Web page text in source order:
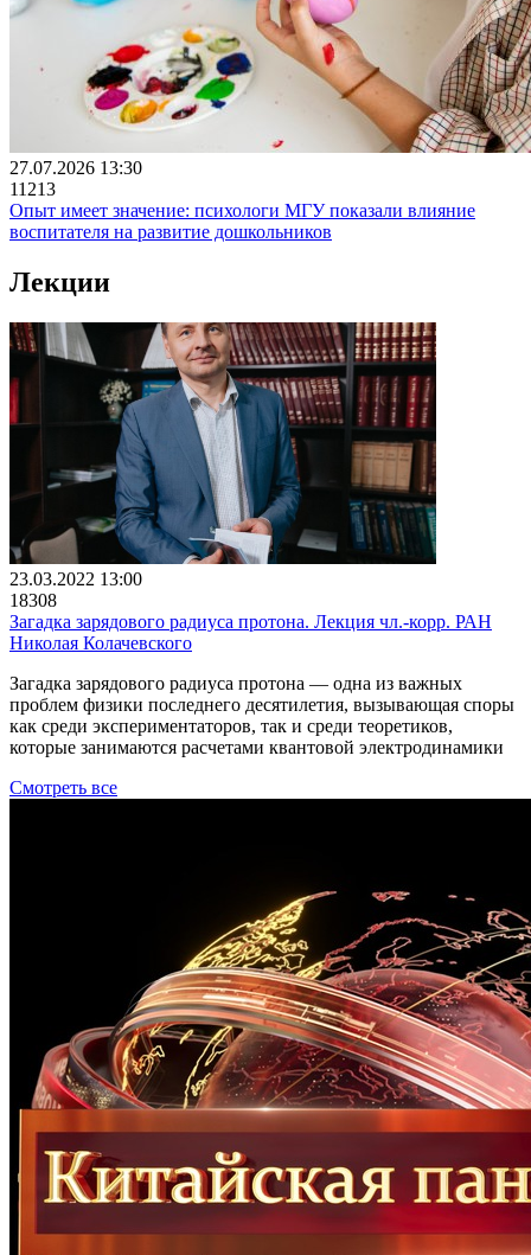
27.07.2026 13:30
11213
Опыт имеет значение: психологи МГУ показали влияние
воспитателя на развитие дошкольников
Лекции
23.03.2022 13:00
18308
Загадка зарядового радиуса протона. Лекция чл.-корр. РАН
Николая Колачевского
Загадка зарядового радиуса протона — одна из важных
проблем физики последнего десятилетия, вызывающая споры
как среди экспериментаторов, так и среди теоретиков,
которые занимаются расчетами квантовой электродинамики
Смотреть все